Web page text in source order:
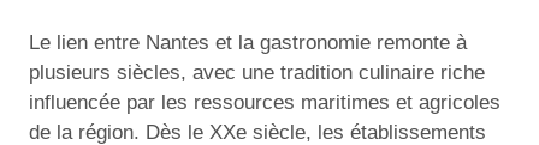
Le lien entre Nantes et la gastronomie remonte à
plusieurs siècles, avec une tradition culinaire riche
influencée par les ressources maritimes et agricoles
de la région. Dès le XXe siècle, les établissements